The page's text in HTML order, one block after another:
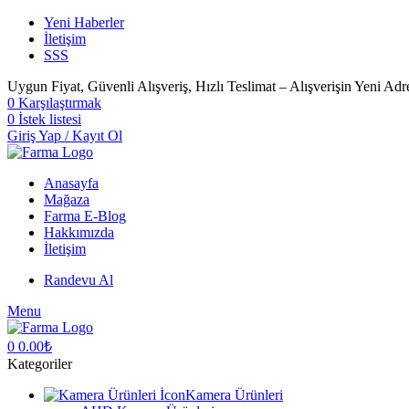
Yeni Haberler
İletişim
SSS
Uygun Fiyat, Güvenli Alışveriş, Hızlı Teslimat – Alışverişin Yeni
0 Karşılaştırmak
0 İstek listesi
Giriş Yap / Kayıt Ol
Anasayfa
Mağaza
Farma E-Blog
Hakkımızda
İletişim
Randevu Al
Menu
0 0.00₺
Kategoriler
Kamera Ürünleri